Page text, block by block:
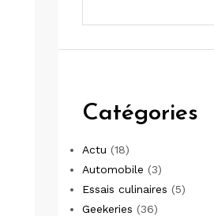
Catégories
Actu (18)
Automobile (3)
Essais culinaires (5)
Geekeries (36)